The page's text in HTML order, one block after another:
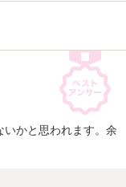
かと思われます。余